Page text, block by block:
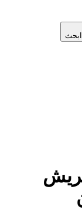
ابحث